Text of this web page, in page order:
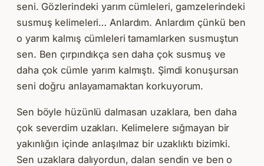
seni. Gözlerindeki yarım cümleleri, gamzelerindeki
susmuş kelimeleri… Anlardım. Anlardım çünkü ben
o yarım kalmış cümleleri tamamlarken susmuştun
sen. Ben çırpındıkça sen daha çok susmuş ve
daha çok cümle yarım kalmıştı. Şimdi konuşursan
seni doğru anlayamamaktan korkuyorum.
Sen böyle hüzünlü dalmasan uzaklara, ben daha
çok severdim uzakları. Kelimelere sığmayan bir
yakınlığın içinde anlaşılmaz bir uzaklıktı bizimki.
Sen uzaklara dalıyordun, dalan sendin ve ben o